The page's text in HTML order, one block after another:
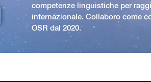
competenze linguistiche per
internazionale. Collaboro come
OSR dal 2020.